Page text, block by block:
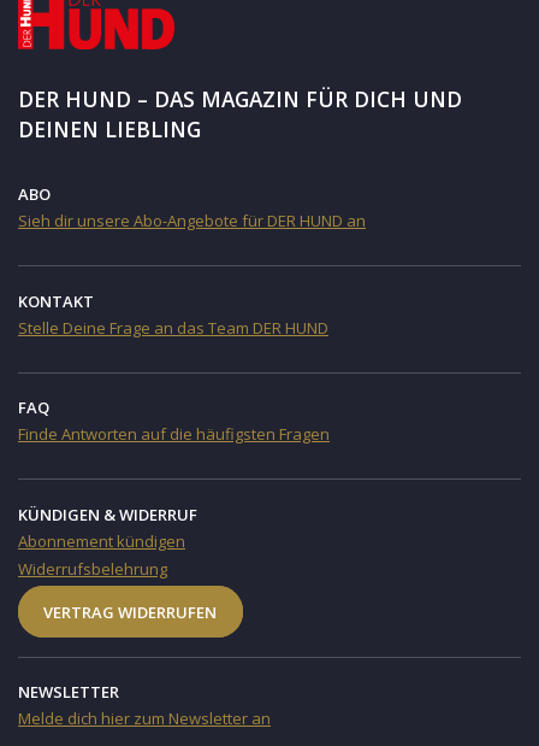
DER HUND – DAS MAGAZIN FÜR DICH UND
DEINEN LIEBLING
ABO
Sieh dir unsere Abo-Angebote für DER HUND an
KONTAKT
Stelle Deine Frage an das Team DER HUND
FAQ
Finde Antworten auf die häufigsten Fragen
KÜNDIGEN & WIDERRUF
Abonnement kündigen
Widerrufsbelehrung
VERTRAG WIDERRUFEN
NEWSLETTER
Melde dich hier zum Newsletter an